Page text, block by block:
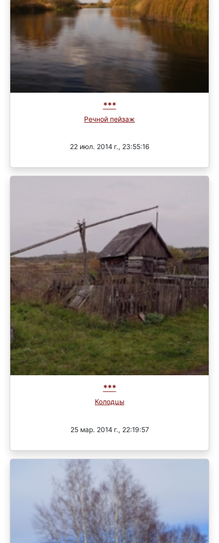
***
Речной пейзаж
22 июл. 2014 г., 23:55:16
***
Колодцы
25 мар. 2014 г., 22:19:57